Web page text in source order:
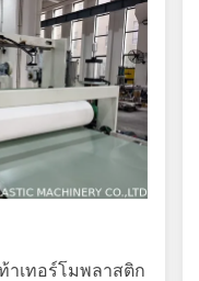
าเทอร์โมพลาสติก